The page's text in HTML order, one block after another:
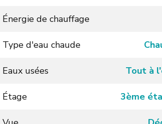
Énergie de chauffage
Type d'eau chaude
Eaux usées Tout à
Étage 3ème